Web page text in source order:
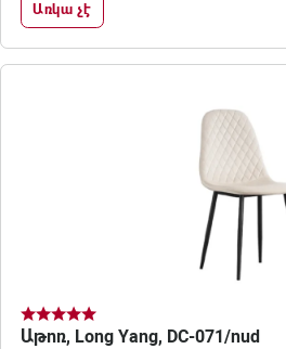
Առկա չէ
Աթոռ, Long Yang, DC-071/nud